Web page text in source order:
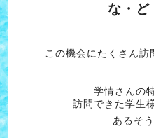
な・ど
この機会にたくさん訪
学情さんの
訪問できた学生
あるそ